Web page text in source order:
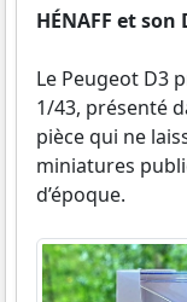
HÉNAFF et son
Le Peugeot D3
1/43, présenté
pièce qui ne
miniatures
d’époque.